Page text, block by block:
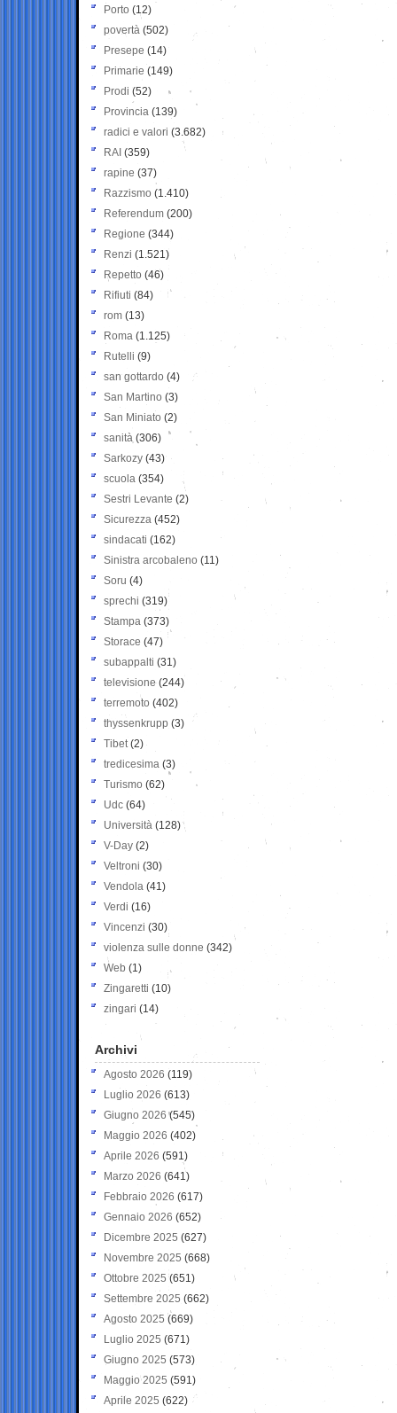
Porto (12)
povertà (502)
Presepe (14)
Primarie (149)
Prodi (52)
Provincia (139)
radici e valori (3.682)
RAI (359)
rapine (37)
Razzismo (1.410)
Referendum (200)
Regione (344)
Renzi (1.521)
Repetto (46)
Rifiuti (84)
rom (13)
Roma (1.125)
Rutelli (9)
san gottardo (4)
San Martino (3)
San Miniato (2)
sanità (306)
Sarkozy (43)
scuola (354)
Sestri Levante (2)
Sicurezza (452)
sindacati (162)
Sinistra arcobaleno (11)
Soru (4)
sprechi (319)
Stampa (373)
Storace (47)
subappalti (31)
televisione(244)
terremoto (402)
thyssenkrupp (3)
Tibet(2)
tredicesima (3)
Turismo (62)
Udc (64)
Università (128)
V-Day (2)
Veltroni (30)
Vendola (41)
Verdi (16)
Vincenzi (30)
violenza sulle donne (342)
Web (1)
Zingaretti (10)
zingari (14)
Archivi
Agosto 2026 (119)
Luglio 2026 (613)
Giugno 2026 (545)
Maggio 2026 (402)
Aprile 2026 (591)
Marzo 2026 (641)
Febbraio 2026 (617)
Gennaio 2026 (652)
Dicembre 2025 (627)
Novembre 2025 (668)
Ottobre 2025 (651)
Settembre 2025 (662)
Agosto 2025 (669)
Luglio 2025 (671)
Giugno 2025 (573)
Maggio 2025 (591)
Aprile 2025 (622)